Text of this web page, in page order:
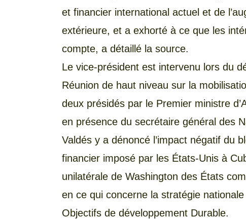
et financier international actuel et de
extérieure, et a exhorté à ce que les
compte, a détaillé la source.
Le vice-président est intervenu lors du
Réunion de haut niveau sur la
deux présidés par le Premier ministre
en présence du secrétaire général des
Valdés y a dénoncé l’impact négatif du
financier imposé par les États-Unis à
unilatérale de Washington des États
en ce qui concerne la stratégie
Objectifs de développement Durable.